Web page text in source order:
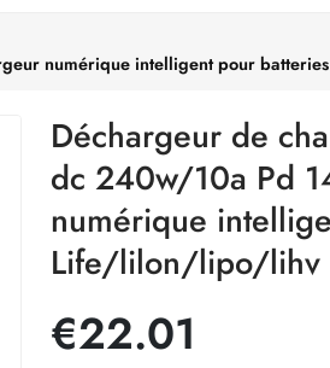
numérique intelligent pour
Déchargeur de
dc 240w/10a Pd
numérique
Life/lilon/lipo/lihv
€22.01